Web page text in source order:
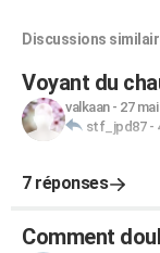
Discussions
Voyant du
valkaan- 27
stf_jpd87-
7 réponses
Comment